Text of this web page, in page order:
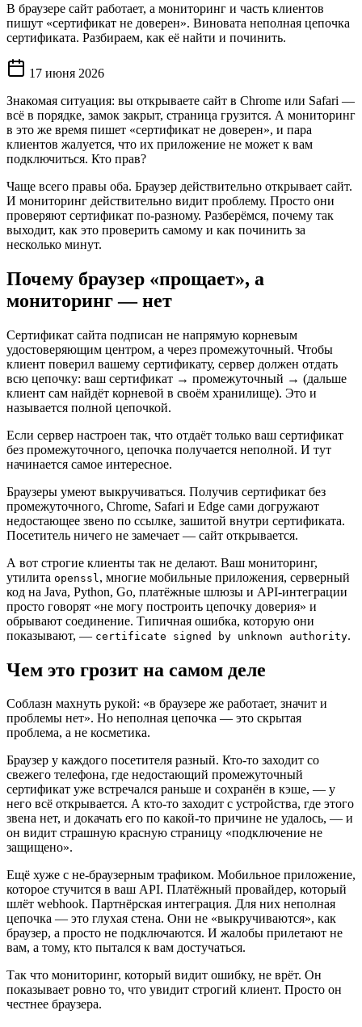
В браузере сайт работает, а мониторинг и часть клиентов
пишут «сертификат не доверен». Виновата неполная цепочка
сертификата. Разбираем, как её найти и починить.
17 июня 2026
Знакомая ситуация: вы открываете сайт в Chrome или Safari —
всё в порядке, замок закрыт, страница грузится. А мониторинг
в это же время пишет «сертификат не доверен», и пара
клиентов жалуется, что их приложение не может к вам
подключиться. Кто прав?
Чаще всего правы оба. Браузер действительно открывает сайт.
И мониторинг действительно видит проблему. Просто они
проверяют сертификат по-разному. Разберёмся, почему так
выходит, как это проверить самому и как починить за
несколько минут.
Почему браузер «прощает», а
мониторинг — нет
Сертификат сайта подписан не напрямую корневым
удостоверяющим центром, а через промежуточный. Чтобы
клиент поверил вашему сертификату, сервер должен отдать
всю цепочку: ваш сертификат → промежуточный → (дальше
клиент сам найдёт корневой в своём хранилище). Это и
называется полной цепочкой.
Если сервер настроен так, что отдаёт только ваш сертификат
без промежуточного, цепочка получается неполной. И тут
начинается самое интересное.
Браузеры умеют выкручиваться. Получив сертификат без
промежуточного, Chrome, Safari и Edge сами догружают
недостающее звено по ссылке, зашитой внутри сертификата.
Посетитель ничего не замечает — сайт открывается.
А вот строгие клиенты так не делают. Ваш мониторинг,
утилита openssl , многие мобильные приложения, серверный
код на Java, Python, Go, платёжные шлюзы и API-интеграции
просто говорят «не могу построить цепочку доверия» и
обрывают соединение. Типичная ошибка, которую они
показывают, — certificate signed by unknown authority.
Чем это грозит на самом деле
Соблазн махнуть рукой: «в браузере же работает, значит и
проблемы нет». Но неполная цепочка — это скрытая
проблема, а не косметика.
Браузер у каждого посетителя разный. Кто-то заходит со
свежего телефона, где недостающий промежуточный
сертификат уже встречался раньше и сохранён в кэше, — у
него всё открывается. А кто-то заходит с устройства, где этого
звена нет, и докачать его по какой-то причине не удалось, — и
он видит страшную красную страницу «подключение не
защищено».
Ещё хуже с не-браузерным трафиком. Мобильное приложение,
которое стучится в ваш API. Платёжный провайдер, который
шлёт webhook. Партнёрская интеграция. Для них неполная
цепочка — это глухая стена. Они не «выкручиваются», как
браузер, а просто не подключаются. И жалобы прилетают не
вам, а тому, кто пытался к вам достучаться.
Так что мониторинг, который видит ошибку, не врёт. Он
показывает ровно то, что увидит строгий клиент. Просто он
честнее браузера.